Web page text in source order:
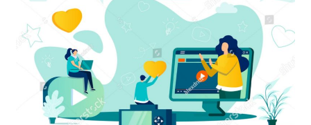
会員登録
ログイン